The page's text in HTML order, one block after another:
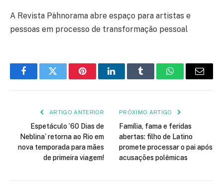
A Revista Pàhnorama abre espaço para artistas e
pessoas em processo de transformação pessoal
FacebookTwitter PinterestLinkedInTumblr WhatsApp
E-
ARTIGO ANTERIOR
Espetáculo ’60 Dias de
Neblina’ retorna ao Rio em
nova temporada para mães
de primeira viagem!
PRÓXIMO ARTIGO
Família, fama e feridas
abertas: filho de Latino
promete processar o pai após
acusações polêmicas